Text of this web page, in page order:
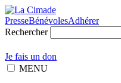
PresseBénévolesAdhérer
Rechercher
Je fais un don
MENU